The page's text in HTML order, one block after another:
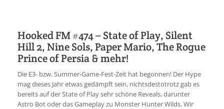
Hooked FM #474 – State of Play, Silent
Hill 2, Nine Sols, Paper Mario, The Rogue
Prince of Persia & mehr!
Die E3- bzw. Summer-Game-Fest-Zeit hat begonnen! Der Hype
mag dieses Jahr etwas gedämpft sein, nichtsdestotrotz gab es
bereits auf der State of Play sehr schöne Reveals, darunter
Astro Bot oder das Gameplay zu Monster Hunter Wilds. Wir